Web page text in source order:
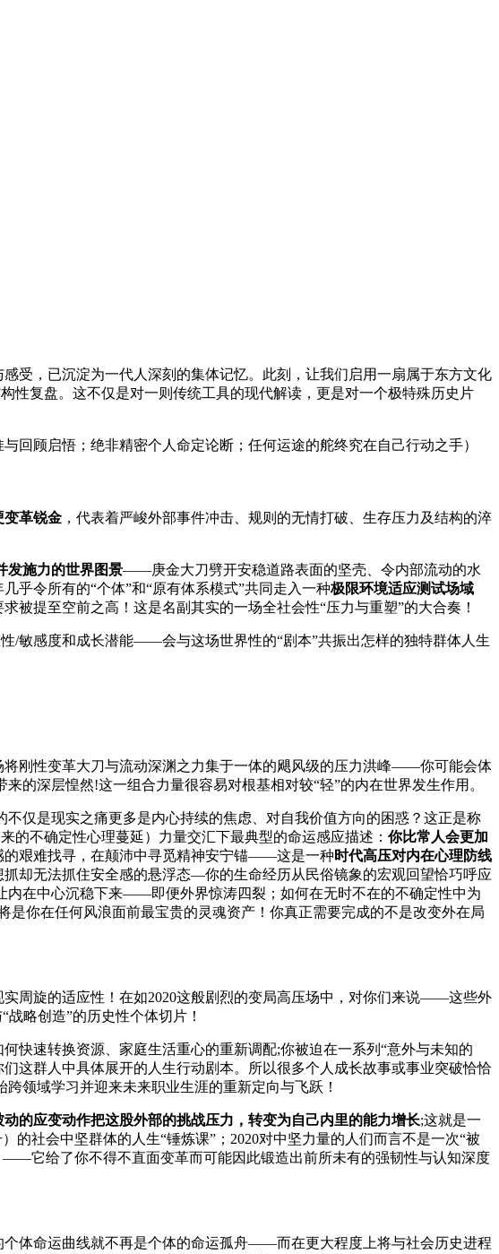
受，已沉淀为一代人深刻的集体记忆。此刻，让我们启用一扇属于东方文化
复盘。这不仅是对一则传统工具的现代解读，更是对一个极特殊历史片
回顾启悟；绝非精密个人命定论断；任何运途的舵终究在自己行动之手）
变革锐金 ，代表着严峻外部事件冲击、规则的无情打破、生存压力及结构的淬
发施力的世界图景——庚金大刀劈开安稳道路表面的坚壳、令内部流动的水
乎令所有的“个体”和“原有体系模式”共同走入一种极限环境适应测试场域
提至空前之高！这是名副其实的一场全社会性“压力与重塑”的大合奏！
敏感度和成长潜能——会与这场世界性的“剧本”共振出怎样的独特群体人生
刚性变革大刀与流动深渊之力集于一体的飓风级的压力洪峰——你可能会体
的深层惶然!这一组合力量很容易对根基相对较“轻”的内在世界发生作用。
不仅是现实之痛更多是内心持续的焦虑、对自我价值方向的困惑？这正是称
的不确定性心理蔓延）力量交汇下最典型的命运感应描述： 你比常人会更加
艰难找寻，在颠沛中寻觅精神安宁锚——这是一种 时代高压对内在心理防线
却无法抓住安全感的悬浮态—你的生命经历从民俗镜象的宏观回望恰巧呼应
内在中心沉稳下来——即便外界惊涛四裂；如何在无时不在的不确定性中为
你在任何风浪面前最宝贵的灵魂资产！你真正需要完成的不是改变外在局
周旋的适应性！在如2020这般剧烈的变局高压场中，对你们来说——这些外
略创造”的历史性个体切片！
快速转换资源、家庭生活重心的重新调配;你被迫在一系列“意外与未知的
这群人中具体展开的人生行动剧本。所以很多个人成长故事或事业突破恰恰
领域学习并迎来未来职业生涯的重新定向与飞跃！
的应变动作把这股外部的挑战压力，转变为自己内里的能力增长;这就是一
社会中坚群体的人生“锤炼课”；2020对中坚力量的人们而言不是一次“被
它给了你不得不直面变革而可能因此锻造出前所未有的强韧性与认知深度
体命运曲线就不再是个体的命运孤舟——而在更大程度上将与社会历史进程